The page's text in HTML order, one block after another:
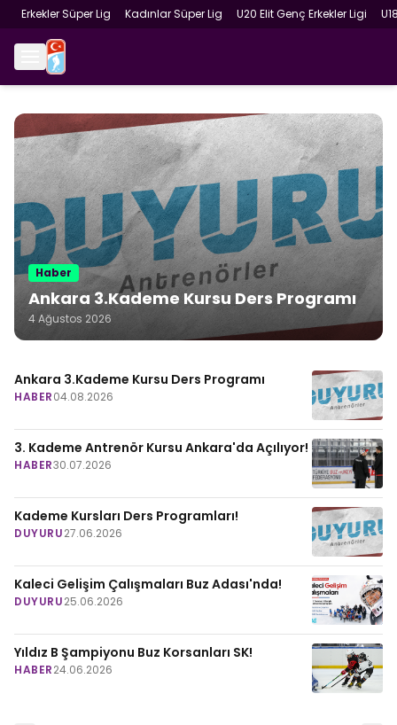
Erkekler Süper Lig Kadınlar Süper Lig U20 Elit Genç Erkekler Ligi
Haber
Ankara 3.Kademe Kursu Ders Programı
4 Ağustos 2026
Ankara 3.Kademe Kursu Ders Programı
HABER04.08.2026
3. Kademe Antrenör Kursu Ankara'da Açılıyor!
HABER30.07.2026
Kademe Kursları Ders Programları!
DUYURU27.06.2026
Kaleci Gelişim Çalışmaları Buz Adası'nda!
DUYURU25.06.2026
Yıldız B Şampiyonu Buz Korsanları SK!
HABER24.06.2026